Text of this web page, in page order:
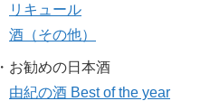
リキュール
酒（その他）
・お勧めの日本酒
由紀の酒 Best of the year